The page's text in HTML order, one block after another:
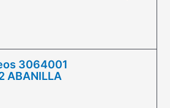
3064001
ABANILLA